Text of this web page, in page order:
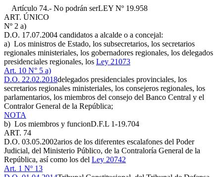
Artículo 74.- No podrán serLEY Nº 19.958
ART. ÚNICO
Nº 2 a)
D.O. 17.07.2004 candidatos a alcalde o a concejal:
a) Los ministros de Estado, los subsecretarios, los secretarios
regionales ministeriales, los gobernadores regionales, los delegados
presidenciales regionales, los Ley 21073
Art. 10 N° 5 a)
D.O. 22.02.2018delegados presidenciales provinciales, los
secretarios regionales ministeriales, los consejeros regionales, los
parlamentarios, los miembros del consejo del Banco Central y el
Contralor General de la República;
NOTA
b) Los miembros y funcionD.F.L 1-19.704
ART. 74
D.O. 03.05.2002arios de los diferentes escalafones del Poder
Judicial, del Ministerio Público, de la Contraloría General de la
República, así como los del Ley 20742
Art. 1 Nº 13